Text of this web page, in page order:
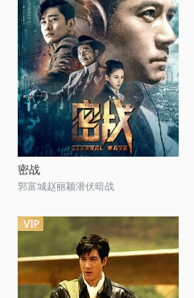
密战
郭富城赵丽颖潜伏暗战